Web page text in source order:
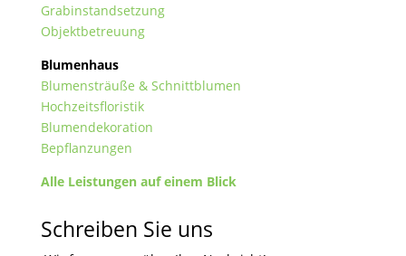
Grabinstandsetzung
Objektbetreuung
Blumenhaus
Blumensträuße & Schnittblumen
Hochzeitsfloristik
Blumendekoration
Bepflanzungen
Alle Leistungen auf einem Blick
Schreiben Sie uns